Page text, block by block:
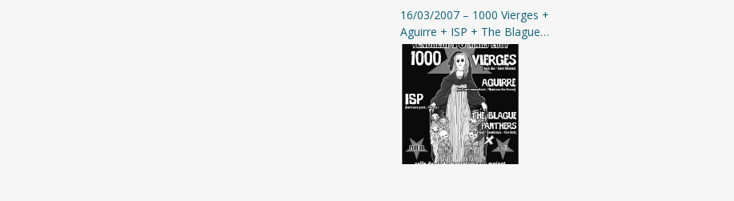
16/03/2007 – 1000 Vierges +
Aguirre + ISP + The Blague
Panthers @ Moingt